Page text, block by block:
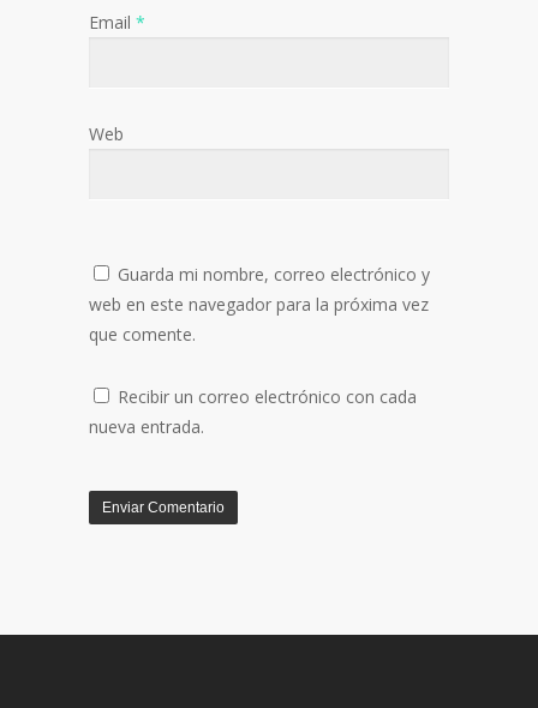
Email *
Web
Guarda mi nombre, correo electrónico y
web en este navegador para la próxima vez
que comente.
Recibir un correo electrónico con cada
nueva entrada.